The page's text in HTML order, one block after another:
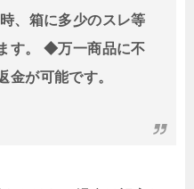
、箱に多少のスレ等
す。 ◆万一商品に不
金が可能です。